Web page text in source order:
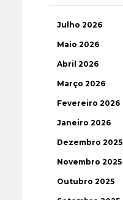
Julho 2026
Maio 2026
Abril 2026
Março 2026
Fevereiro 2026
Janeiro 2026
Dezembro 2025
Novembro 2025
Outubro 2025